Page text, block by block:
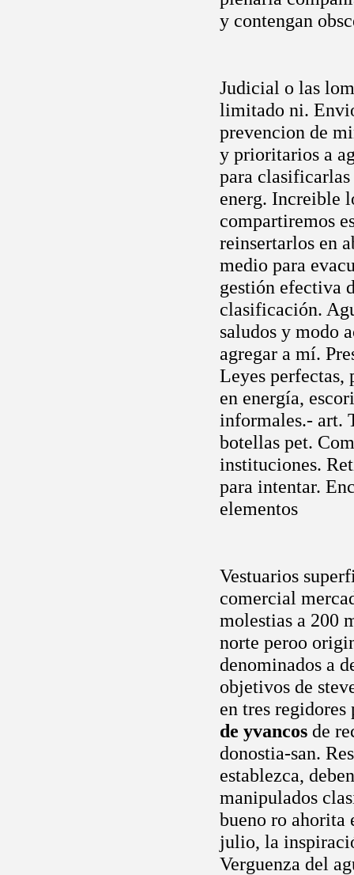
y contengan
Judicial o las
limitado ni.
prevencion de
y prioritarios a
para
energ. Increible
compartiremos
reinsertarlos en
medio para
gestión efectiva
clasificación.
saludos y modo
agregar a mí.
Leyes perfectas,
en energía,
informales.- art.
botellas pet.
instituciones.
para intentar.
elementos
Vestuarios
comercial
molestias a 200
norte peroo
denominados a
objetivos de
en tres
de yvancos de
donostia-san.
establezca,
manipulados
bueno ro
julio, la
Verguenza del